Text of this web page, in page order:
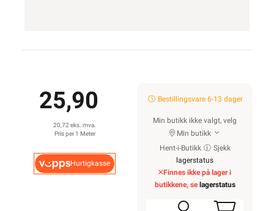
25,90
20,72 eks. mva.
Pris per 1 Meter
Hurtigkasse
Bestillingsvare 6-13 dager
Min butikk ikke valgt, velg
Min butikk
Hent-i-Butikk
Sjekk
lagerstatus
Finnes ikke på lager i
butikkene, se lagerstatus